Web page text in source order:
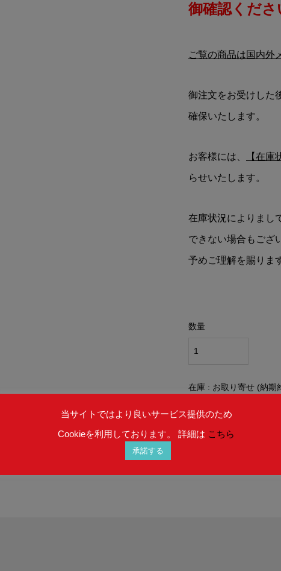
御確認くださ
ご覧の商品は国内外
御注文をお受けした
確保いたします。
お客様には、 【在庫
らせいたします。
在庫状況によりまし
できない場合もござ
予めご理解を賜りま
数量
在庫 : お取り寄せ (納期
当サイトではより良いサービス提供のため
Cookieを利用しております。 詳細は こちら
承諾する